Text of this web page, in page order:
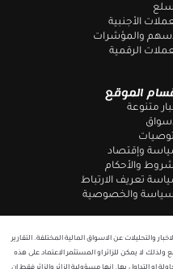
الموقع
متنوعة
وإقتصاد
والأحكام
تعريف الارتباط
والخصوصية
الأجنبية
والمؤشرات
الرقمية
موقع اخباري يقدم الاخبار والتحليلات عن الاسواق المالية المختلفة. التقارير
لا يمكن للزائر او المستثمر الاعتماد على هذه